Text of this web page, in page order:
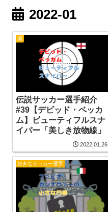
2022-01
国
伝説サッカー選手紹介
#39【デビッド・ベッカ
ム】ビューティフルスナ
イパー「美しき放物線」
2022.01.26
好きなサッカー選手